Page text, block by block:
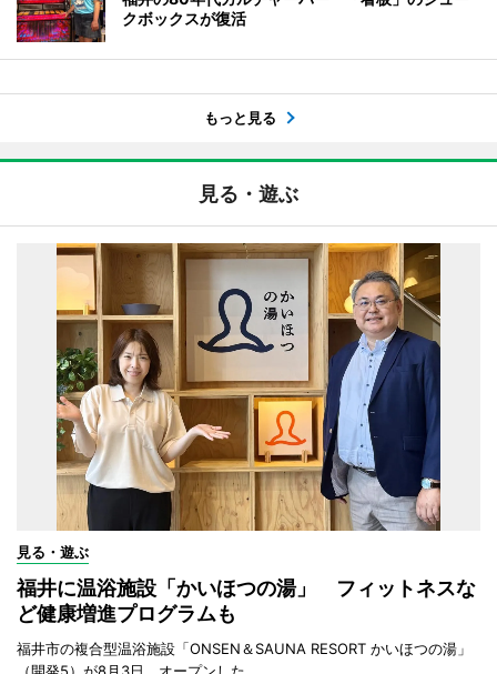
クボックスが復活
もっと見る
見る・遊ぶ
見る・遊ぶ
福井に温浴施設「かいほつの湯」 フィットネスな
ど健康増進プログラムも
福井市の複合型温浴施設「ONSEN＆SAUNA RESORT かいほつの湯」
（開発5）が8月3日、オープンした。